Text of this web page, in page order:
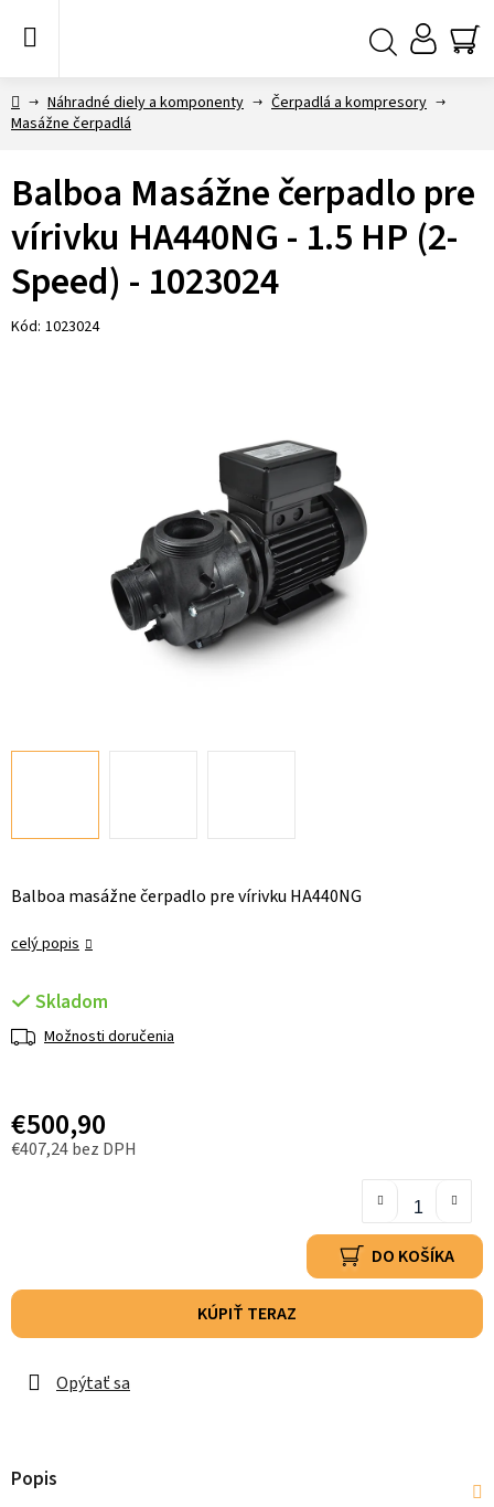
DomovNáhradné diely a komponenty
Čerpadlá a kompresory
Masážne čerpadlá
Balboa masážne čerpadlo pre vírivku HA440NG
celý popis
Skladom
Možnosti doručenia
€500,90
€407,24 bez DPH
DO KOŠÍKA
KÚPIŤ TERAZ
Opýtať sa
Balboa Masážne čerpadlo pre
vírivku HA440NG - 1.5 HP (2-
Speed) - 1023024
Kód: 1023024
Popis